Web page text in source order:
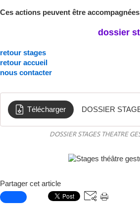
Ces actions peuvent être
dossier
retour stages
retour accueil
nous contacter
Télécharger DOSSIER
DOSSIER STAGES THEATRE
Partager cet article